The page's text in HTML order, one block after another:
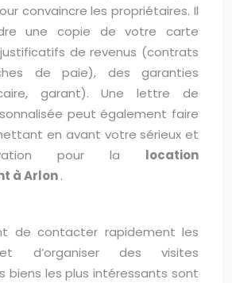
convaincre les propriétaires. Il
une copie de votre carte
de revenus (contrats
de paie), des garanties
garant). Une lettre de
peut également faire
en avant votre sérieux et
pour la location
à Arlon.
de contacter rapidement les
d’organiser des visites
biens les plus intéressants sont